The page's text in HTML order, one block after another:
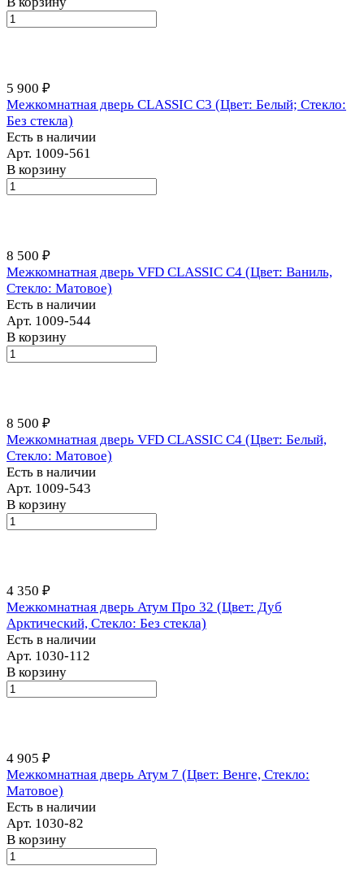
5 900 ₽
Межкомнатная дверь CLASSIC С3 (Цвет: Белый; Стекло:
Без стекла)
Есть в наличии
Арт. 1009-561
В корзину
8 500 ₽
Межкомнатная дверь VFD CLASSIC С4 (Цвет: Ваниль,
Стекло: Матовое)
Есть в наличии
Арт. 1009-544
В корзину
8 500 ₽
Межкомнатная дверь VFD CLASSIC С4 (Цвет: Белый,
Стекло: Матовое)
Есть в наличии
Арт. 1009-543
В корзину
4 350 ₽
Межкомнатная дверь Атум Про 32 (Цвет: Дуб
Арктический, Стекло: Без стекла)
Есть в наличии
Арт. 1030-112
В корзину
4 905 ₽
Межкомнатная дверь Атум 7 (Цвет: Венге, Стекло:
Матовое)
Есть в наличии
Арт. 1030-82
В корзину